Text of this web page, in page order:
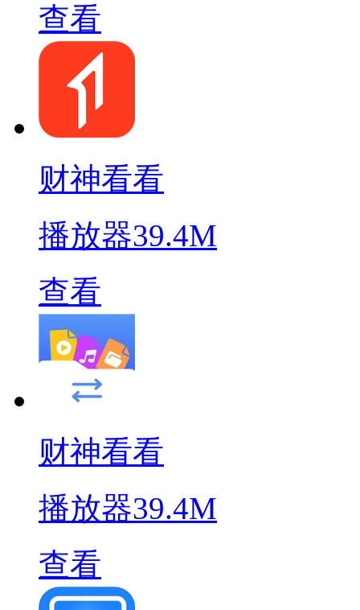
查看
财神看看
播放器39.4M
查看
财神看看
播放器39.4M
查看